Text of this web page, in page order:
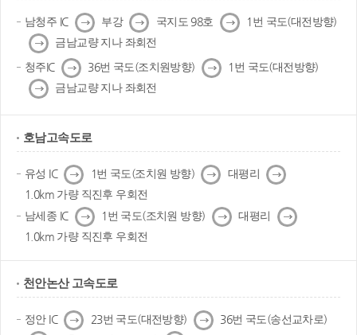
남청주 IC 다
음
부강 다
음
국지도 98호 다
음
1번 국도(대전방향)
다
음
금남교량 지나 좌회전
청주IC 다
음
36번 국도(조치원방향) 다
음
1번 국도(대전방향)
다
음
금남교량 지나 좌회전
호남고속도로
유성 IC 다
음
1번 국도(조치원 방향) 다
음
대평리 다
음
1.0km 가량 직진후 우회전
남세종 IC 다
음
1번 국도(조치원 방향) 다
음
대평리
다
음
1.0km 가량 직진후 우회전
천안논산 고속도로
정안 IC 다
음
23번 국도(대전방향) 다
음
36번 국도(송선교차로)